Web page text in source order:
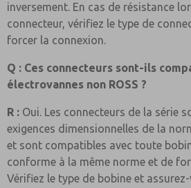
inversement. En cas de résistance
connecteur, vérifiez le type de
forcer la connexion.
Q : Ces connecteurs sont-ils
électrovannes non ROSS ?
R : Oui. Les connecteurs de la série
exigences dimensionnelles de la
et sont compatibles avec toute
conforme à la même norme et de
Vérifiez le type de bobine et